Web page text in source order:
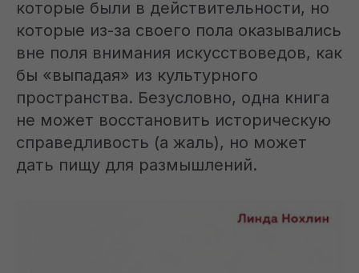
которые были в действительности, но
которые из-за своего пола оказывались
вне поля внимания искусствоведов, как
бы «выпадая» из культурного
пространства. Безусловно, одна книга
не может восстановить историческую
справедливость (а жаль), но может
дать пищу для размышлений.